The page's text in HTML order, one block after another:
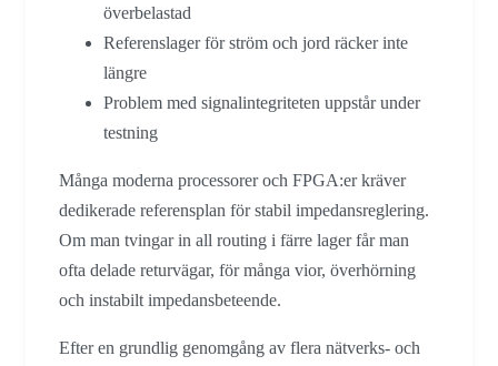
överbelastad
Referenslager för ström och jord räcker inte
längre
Problem med signalintegriteten uppstår under
testning
Många moderna processorer och FPGA:er kräver
dedikerade referensplan för stabil impedansreglering.
Om man tvingar in all routing i färre lager får man
ofta delade returvägar, för många vior, överhörning
och instabilt impedansbeteende.
Efter en grundlig genomgång av flera nätverks- och